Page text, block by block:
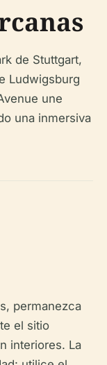
de Stuttgart,
Ludwigsburg
une
una inmersiva
permanezca
el sitio
interiores. La